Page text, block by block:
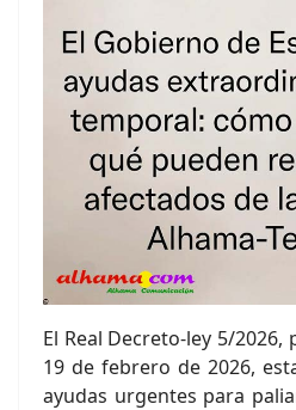
El Real Decreto-ley 5/2026,
19 de febrero de 2026,
ayudas urgentes para